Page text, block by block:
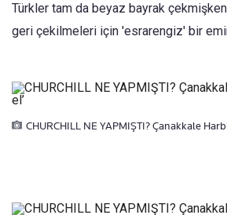
Türkler tam da beyaz bayrak
geri çekilmeleri için 'esrarengiz' bir
CHURCHILL NE YAPMIŞTI? Çanakkale